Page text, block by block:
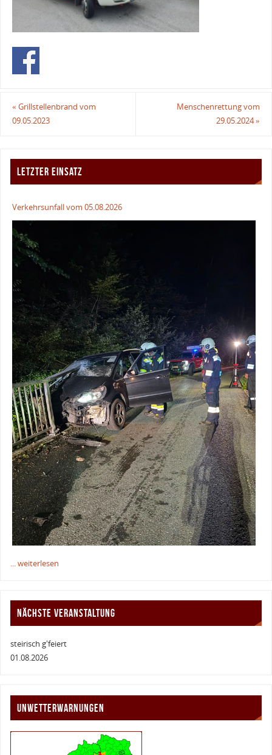
« Grillstellenbrand vom
09.05.2023
Menschenrettung vom
29.05.2024»
LETZTER EINSATZ
Verkehrsunfall vom 05.08.2026
... weiterlesen
NÄCHSTE VERANSTALTUNG
steirisch g'feiert
01.08.2026
UNWETTERWARNUNGEN